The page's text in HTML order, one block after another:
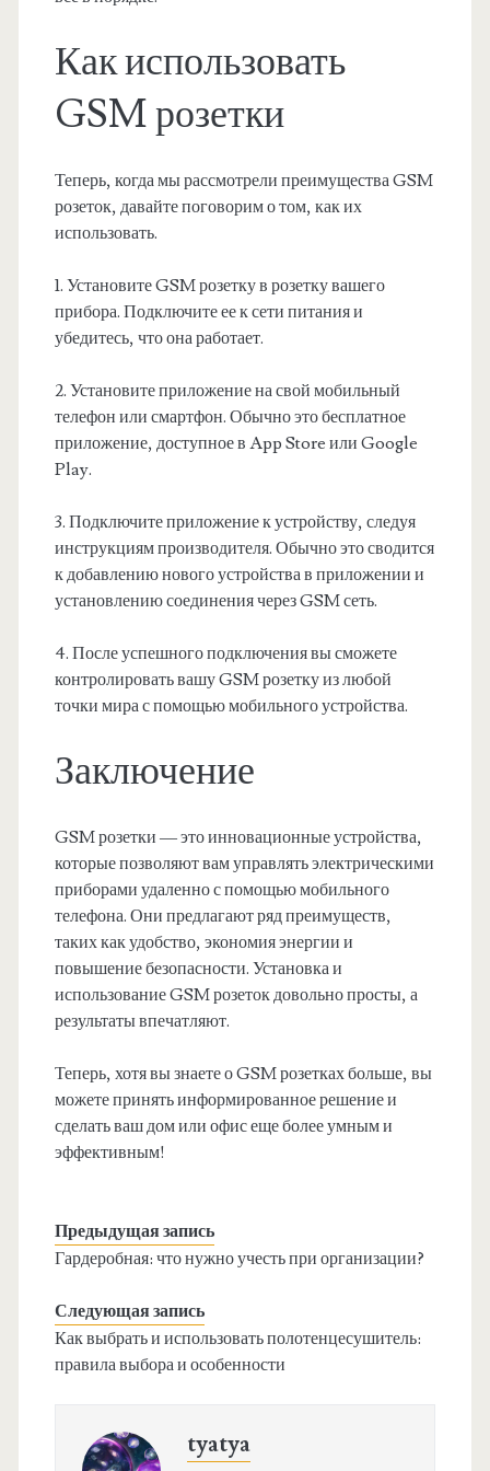
Как использовать
GSM розетки
Теперь, когда мы рассмотрели преимущества GSM
розеток, давайте поговорим о том, как их
использовать.
1. Установите GSM розетку в розетку вашего
прибора. Подключите ее к сети питания и
убедитесь, что она работает.
2. Установите приложение на свой мобильный
телефон или смартфон. Обычно это бесплатное
приложение, доступное в App Store или Google
Play.
3. Подключите приложение к устройству, следуя
инструкциям производителя. Обычно это сводится
к добавлению нового устройства в приложении и
установлению соединения через GSM сеть.
4. После успешного подключения вы сможете
контролировать вашу GSM розетку из любой
точки мира с помощью мобильного устройства.
Заключение
GSM розетки — это инновационные устройства,
которые позволяют вам управлять электрическими
приборами удаленно с помощью мобильного
телефона. Они предлагают ряд преимуществ,
таких как удобство, экономия энергии и
повышение безопасности. Установка и
использование GSM розеток довольно просты, а
результаты впечатляют.
Теперь, хотя вы знаете о GSM розетках больше, вы
можете принять информированное решение и
сделать ваш дом или офис еще более умным и
эффективным!
Предыдущая запись
Гардеробная: что нужно учесть при организации?
Следующая запись
Как выбрать и использовать полотенцесушитель:
правила выбора и особенности
tyatya